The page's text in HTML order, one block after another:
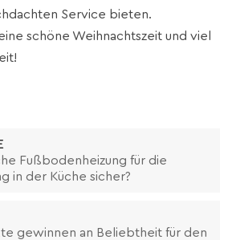
Service bieten.
schöne Weihnachtszeit und viel
Fußbodenheizung für die
in der Küche sicher?
gewinnen an Beliebtheit für den